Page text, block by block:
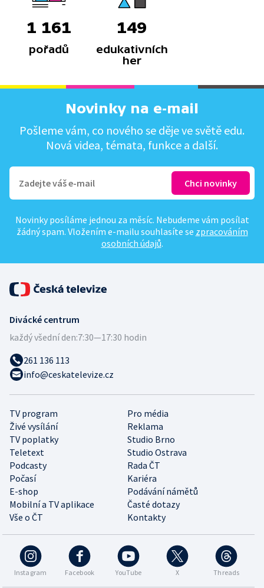
1 161
pořadů
149
edukativních
her
Novinky na e-mail
Pošleme vám, co nového se děje ve světě edu.
Nová videa, témata, funkce a další.
Novinky posíláme jednou za měsíc. Nebudeme vám posílat
žádný spam. Vložením e-mailu souhlasíte se zpracováním
osobních údajů.